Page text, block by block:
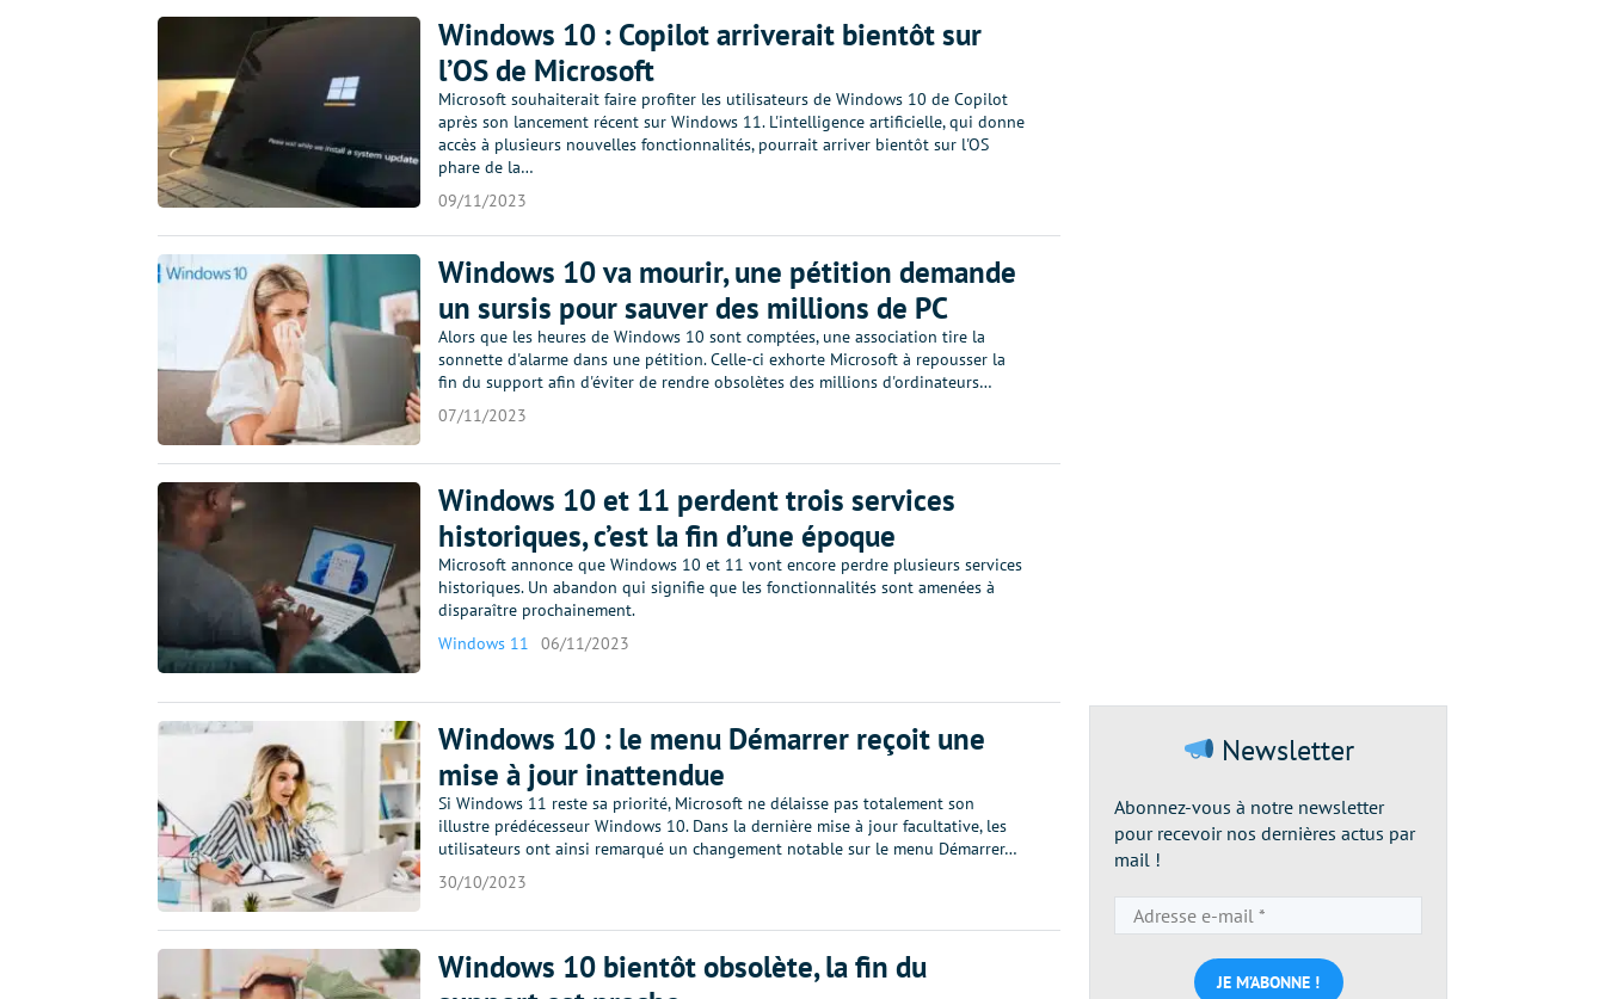
Windows 10 : Copilot arriverait bientôt sur
l’OS de Microsoft
Microsoft souhaiterait faire profiter les utilisateurs de Windows 10 de Copilot
après son lancement récent sur Windows 11. L'intelligence artificielle, qui donne
accès à plusieurs nouvelles fonctionnalités, pourrait arriver bientôt sur l'OS
phare de la…
09/11/2023
Windows 10 va mourir, une pétition demande
un sursis pour sauver des millions de PC
Alors que les heures de Windows 10 sont comptées, une association tire la
sonnette d'alarme dans une pétition. Celle-ci exhorte Microsoft à repousser la
fin du support afin d'éviter de rendre obsolètes des millions d'ordinateurs…
07/11/2023
Windows 10 et 11 perdent trois services
historiques, c’est la fin d’une époque
Microsoft annonce que Windows 10 et 11 vont encore perdre plusieurs services
historiques. Un abandon qui signifie que les fonctionnalités sont amenées à
disparaître prochainement.
Windows 11
06/11/2023
Windows 10 : le menu Démarrer reçoit une
mise à jour inattendue
Si Windows 11 reste sa priorité, Microsoft ne délaisse pas totalement son
illustre prédécesseur Windows 10. Dans la dernière mise à jour facultative, les
utilisateurs ont ainsi remarqué un changement notable sur le menu Démarrer…
30/10/2023
Windows 10 bientôt obsolète, la fin du
Newsletter
Abonnez-vous à notre newsletter
pour recevoir nos dernières actus par
mail !
e-
mail
*